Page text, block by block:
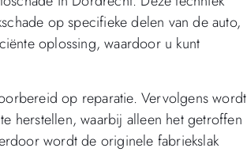
op specifieke delen van de auto,
oplossing, waardoor u kunt
op reparatie. Vervolgens wordt
herstellen, waarbij alleen het getroffen
wordt de originele fabriekslak